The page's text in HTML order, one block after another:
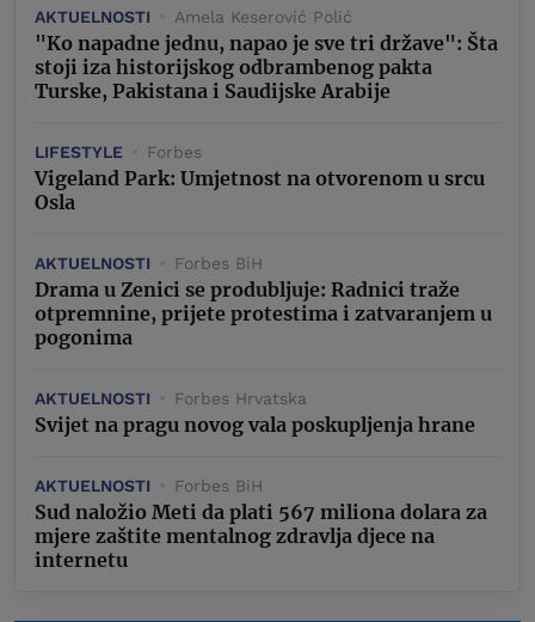
AKTUELNOSTI Amela Keserović Polić
"Ko napadne jednu, napao je sve tri države": Šta
stoji iza historijskog odbrambenog pakta
Turske, Pakistana i Saudijske Arabije
LIFESTYLE Forbes
Vigeland Park: Umjetnost na otvorenom u srcu
Osla
AKTUELNOSTI Forbes BiH
Drama u Zenici se produbljuje: Radnici traže
otpremnine, prijete protestima i zatvaranjem u
pogonima
AKTUELNOSTI Forbes Hrvatska
Svijet na pragu novog vala poskupljenja hrane
AKTUELNOSTI Forbes BiH
Sud naložio Meti da plati 567 miliona dolara za
mjere zaštite mentalnog zdravlja djece na
internetu